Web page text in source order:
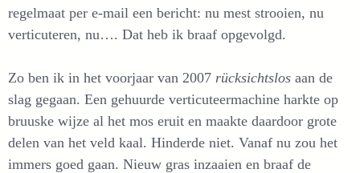
regelmaat per e-mail een bericht: nu mest strooien, nu
verticuteren, nu…. Dat heb ik braaf opgevolgd.
Zo ben ik in het voorjaar van 2007 rücksichtslos aan de
slag gegaan. Een gehuurde verticuteermachine harkte op
bruuske wijze al het mos eruit en maakte daardoor grote
delen van het veld kaal. Hinderde niet. Vanaf nu zou het
immers goed gaan. Nieuw gras inzaaien en braaf de